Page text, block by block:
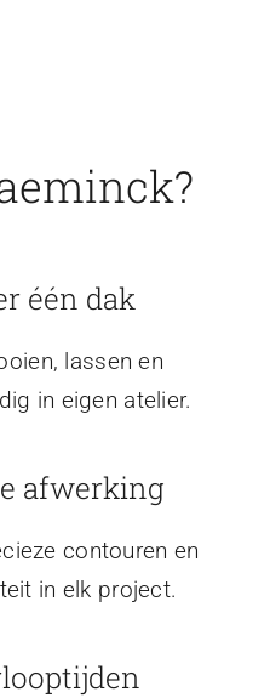
één dak
lassen en
in eigen atelier.
afwerking
contouren en
in elk project.